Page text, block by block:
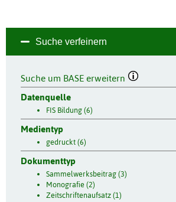
Suche verfeinern
Suche um BASE erweitern
Datenquelle
FIS Bildung (6)
Medientyp
gedruckt (6)
Dokumenttyp
Sammelwerksbeitrag (3)
Monografie (2)
Zeitschriftenaufsatz (1)